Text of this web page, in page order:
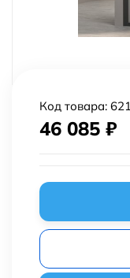
Код товара:
46 085 ₽